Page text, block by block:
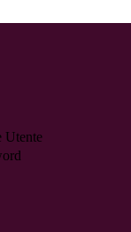
Utente